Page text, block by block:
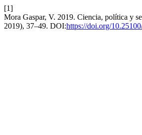
[1]
Mora Gaspar, V. 2019. Ciencia, política y
2019), 37–49. DOI:https://doi.org/